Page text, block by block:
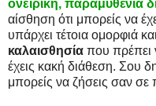
ονειρική, παραμυθένια
αίσθηση ότι μπορείς να
υπάρχει τέτοια ομορφιά
καλαισθησία που πρέπει
έχεις κακή διάθεση. Σου
μπορείς να ζήσεις σαν